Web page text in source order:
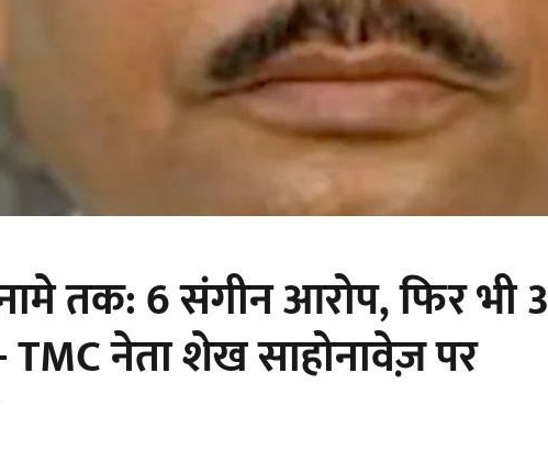
तक: 6 संगीन आरोप, फिर भी 3
TMC नेता शेख साहोनावेज़ पर